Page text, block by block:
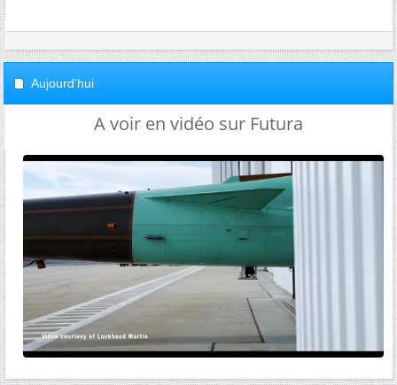
Aujourd'hui
A voir en vidéo sur Futura